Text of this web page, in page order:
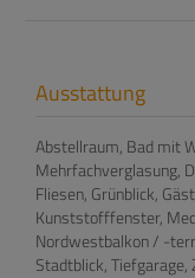
Ausstattung
Abstellraum Bad mit
Mehrfachverglasung
Fliesen Grünblick
Kunststofffenster
Nordwestbalkon / -
Stadtblick Tiefgarage